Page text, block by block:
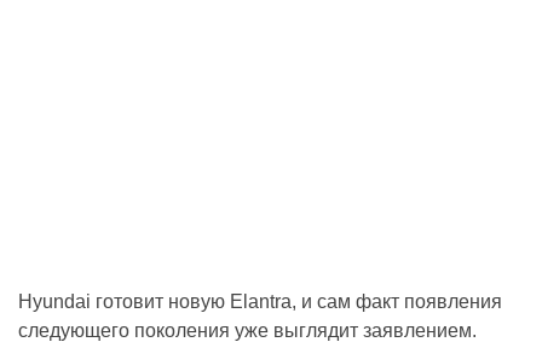
Hyundai готовит новую Elantra, и сам факт появления
следующего поколения уже выглядит заявлением.